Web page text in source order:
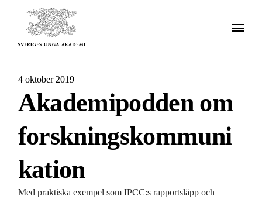
4 oktober 2019
Akademipodden om
forskningskommuni
kation
Med praktiska exempel som IPCC:s rapportsläpp och